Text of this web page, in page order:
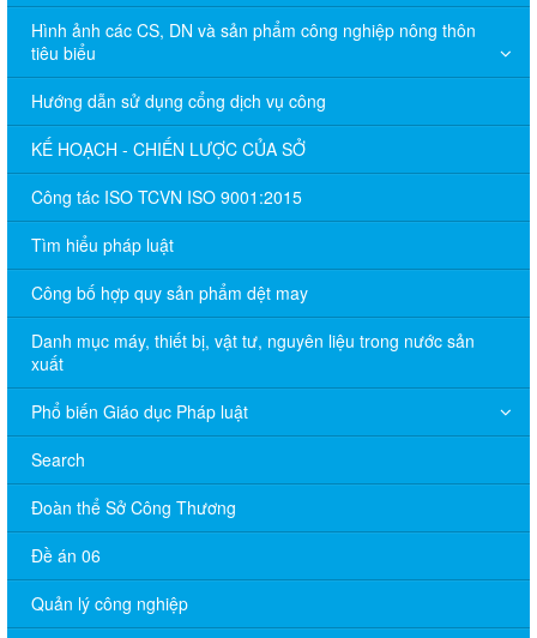
Hình ảnh các CS, DN và sản phẩm công nghiệp nông thôn
tiêu biểu
Hướng dẫn sử dụng cổng dịch vụ công
KẾ HOẠCH - CHIẾN LƯỢC CỦA SỞ
Công tác ISO TCVN ISO 9001:2015
Tìm hiểu pháp luật
Công bố hợp quy sản phẩm dệt may
Danh mục máy, thiết bị, vật tư, nguyên liệu trong nước sản
xuất
Phổ biến Giáo dục Pháp luật
Search
Đoàn thể Sở Công Thương
Đề án 06
Quản lý công nghiệp